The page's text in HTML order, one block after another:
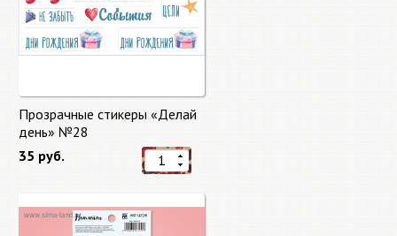
Прозрачные стикеры «Делай
день» №28
35 руб.